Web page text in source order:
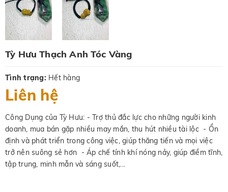
Tỳ Hưu Thạch Anh Tóc Vàng
Tình trạng: Hết hàng
Liên hệ
Công Dụng của Tỳ Hưu: - Trợ thủ đắc lực cho những người kinh
doanh, mua bán gặp nhiều may mắn, thu hút nhiều tài lộc - Ổn
định và phát triển trong công việc, giúp thăng tiến và mọi việc
trở nên suông sẻ hơn - Áp chế tính khí nóng nảy, giúp điềm tĩnh,
tập trung, minh mẫn và sáng suốt,...